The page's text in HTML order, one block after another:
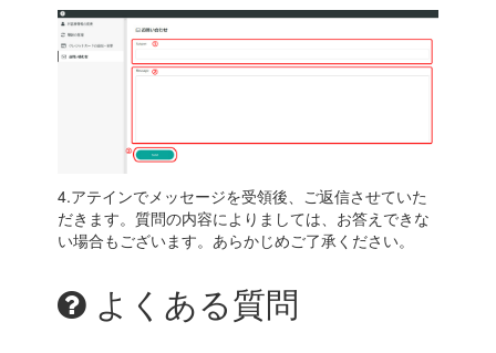
4.アテインでメッセージを受領後、ご返信させていた
だきます。質問の内容によりましては、お答えできな
い場合もございます。 あらかじめご了承ください。
よくある質問